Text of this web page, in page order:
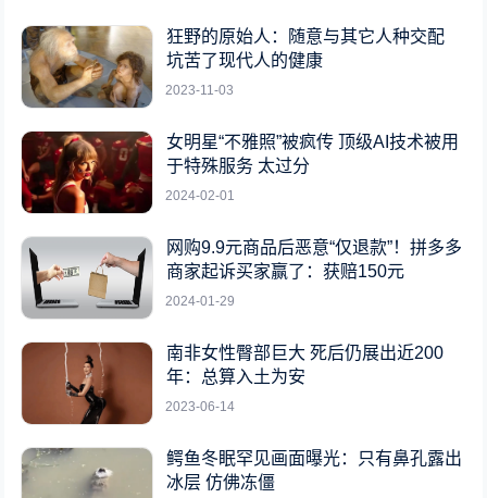
狂野的原始人：随意与其它人种交配
坑苦了现代人的健康
2023-11-03
女明星“不雅照”被疯传 顶级AI技术被用
于特殊服务 太过分
2024-02-01
网购9.9元商品后恶意“仅退款”！拼多多
商家起诉买家赢了：获赔150元
2024-01-29
南非女性臀部巨大 死后仍展出近200
年：总算入土为安
2023-06-14
鳄鱼冬眠罕见画面曝光：只有鼻孔露出
冰层 仿佛冻僵